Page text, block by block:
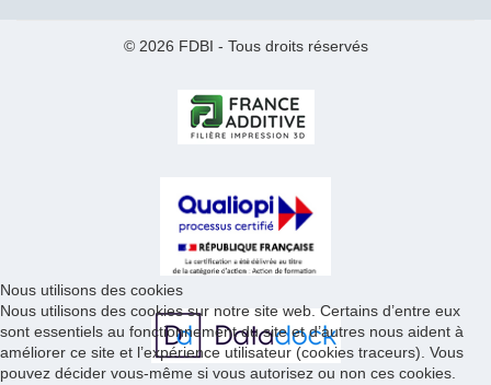
© 2026 FDBI - Tous droits réservés
Nous utilisons des cookies
Nous utilisons des cookies sur notre site web. Certains d’entre eux
sont essentiels au fonctionnement du site et d’autres nous aident à
améliorer ce site et l’expérience utilisateur (cookies traceurs). Vous
pouvez décider vous-même si vous autorisez ou non ces cookies.